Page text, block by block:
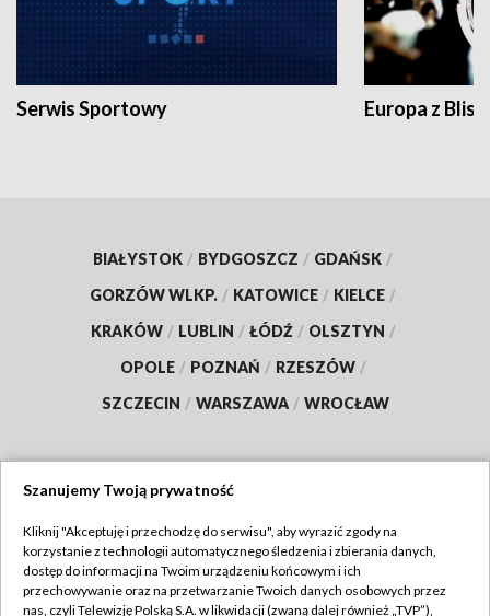
Serwis Sportowy Europa z
BIAŁYSTOK / BYDGOSZCZ / GDAŃSK /
GORZÓW WLKP. / KATOWICE / KIELCE /
KRAKÓW / LUBLIN / ŁÓDŹ / OLSZTYN /
OPOLE / POZNAŃ / RZESZÓW /
SZCZECIN / WARSZAWA / WROCŁAW
TVP
Abonament TVP
Regulamin TVP
Szanujemy Twoją prywatność
Kliknij "Akceptuję i przechodzę do serwisu", aby wyrazić zgody na
korzystanie z technologii automatycznego śledzenia i zbierania danych,
dostęp do informacji na Twoim urządzeniu końcowym i ich
przechowywanie oraz na przetwarzanie Twoich danych osobowych przez
nas, czyli Telewizję Polską S.A. w likwidacji (zwaną dalej również „TVP”),